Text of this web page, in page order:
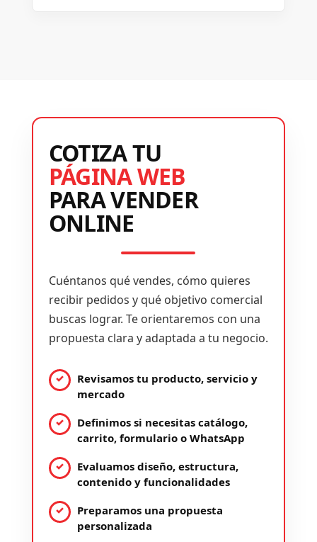
COTIZA TU
PÁGINA WEB
PARA VENDER
ONLINE
Cuéntanos qué vendes, cómo quieres
recibir pedidos y qué objetivo comercial
buscas lograr. Te orientaremos con una
propuesta clara y adaptada a tu negocio.
Revisamos tu producto, servicio y
mercado
Definimos si necesitas catálogo,
carrito, formulario o WhatsApp
Evaluamos diseño, estructura,
contenido y funcionalidades
Preparamos una propuesta
personalizada